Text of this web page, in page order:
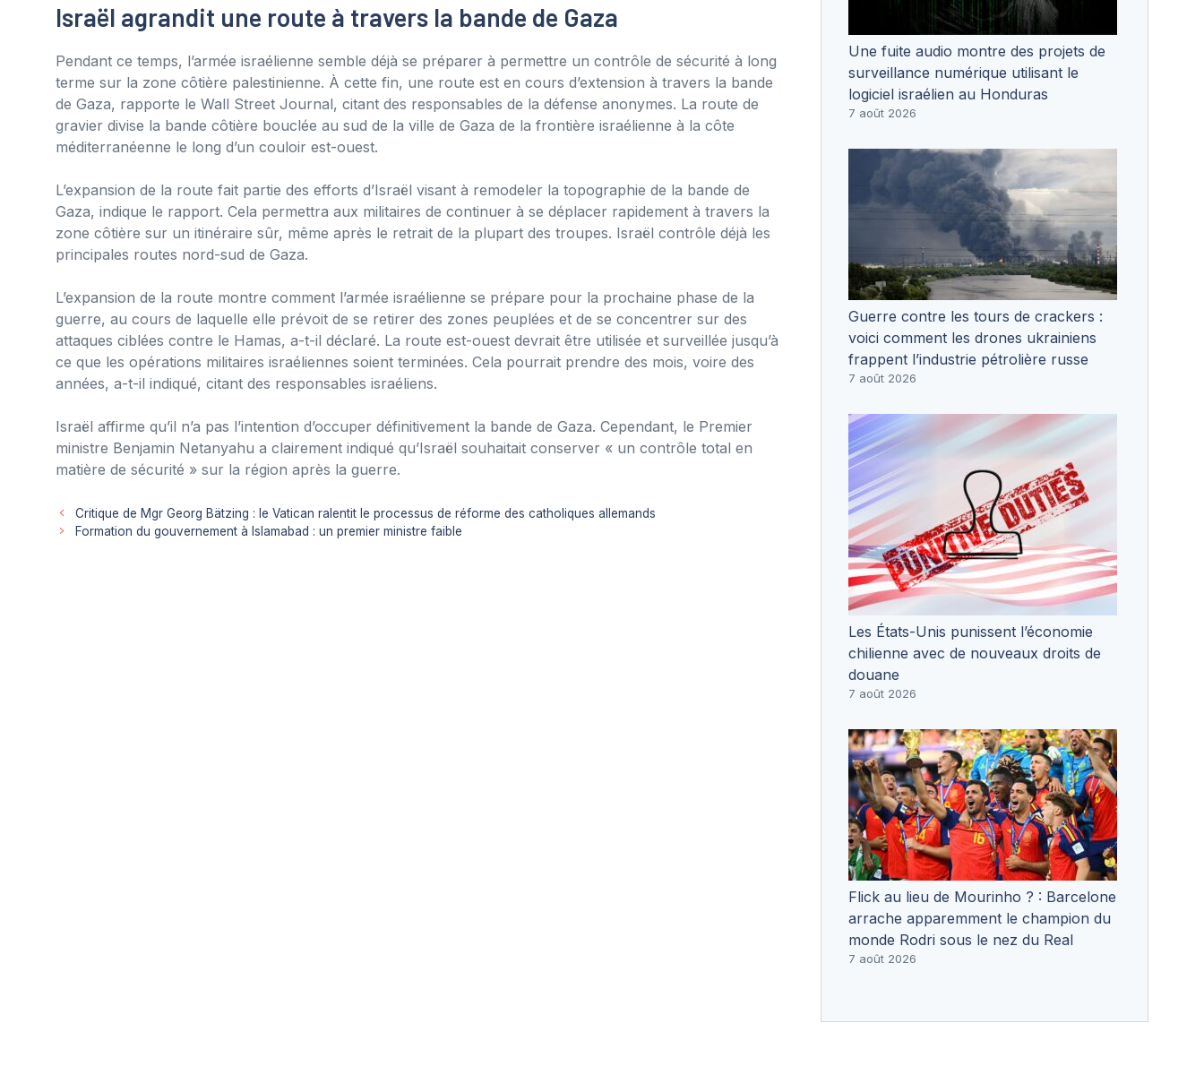
Israël agrandit une route à travers la bande de Gaza
Pendant ce temps, l’armée israélienne semble déjà se préparer à permettre un contrôle de sécurité à long
terme sur la zone côtière palestinienne. À cette fin, une route est en cours d’extension à travers la bande
de Gaza, rapporte le Wall Street Journal, citant des responsables de la défense anonymes. La route de
gravier divise la bande côtière bouclée au sud de la ville de Gaza de la frontière israélienne à la côte
méditerranéenne le long d’un couloir est-ouest.
L’expansion de la route fait partie des efforts d’Israël visant à remodeler la topographie de la bande de
Gaza, indique le rapport. Cela permettra aux militaires de continuer à se déplacer rapidement à travers la
zone côtière sur un itinéraire sûr, même après le retrait de la plupart des troupes. Israël contrôle déjà les
principales routes nord-sud de Gaza.
L’expansion de la route montre comment l’armée israélienne se prépare pour la prochaine phase de la
guerre, au cours de laquelle elle prévoit de se retirer des zones peuplées et de se concentrer sur des
attaques ciblées contre le Hamas, a-t-il déclaré. La route est-ouest devrait être utilisée et surveillée jusqu’à
ce que les opérations militaires israéliennes soient terminées. Cela pourrait prendre des mois, voire des
années, a-t-il indiqué, citant des responsables israéliens.
Israël affirme qu’il n’a pas l’intention d’occuper définitivement la bande de Gaza. Cependant, le Premier
ministre Benjamin Netanyahu a clairement indiqué qu’Israël souhaitait conserver « un contrôle total en
matière de sécurité » sur la région après la guerre.
Critique de Mgr Georg Bätzing : le Vatican ralentit le processus de réforme des catholiques allemands
Formation du gouvernement à Islamabad : un premier ministre faible
Une fuite audio montre des projets de
surveillance numérique utilisant le
logiciel israélien au Honduras
7 août 2026
Guerre contre les tours de crackers :
voici comment les drones ukrainiens
frappent l’industrie pétrolière russe
7 août 2026
Les États-Unis punissent l’économie
chilienne avec de nouveaux droits de
douane
7 août 2026
Flick au lieu de Mourinho ? : Barcelone
arrache apparemment le champion du
monde Rodri sous le nez du Real
7 août 2026